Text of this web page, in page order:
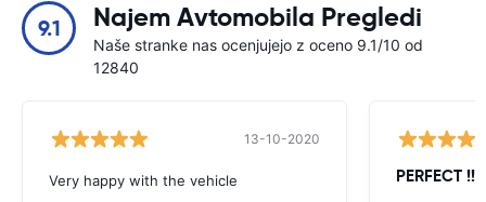
9.1 Najem Avtomobila Pregledi
Naše stranke nas ocenjujejo z oceno 9.1/10 od
12840
13-10-2020
Very happy with the vehicle PERFECT